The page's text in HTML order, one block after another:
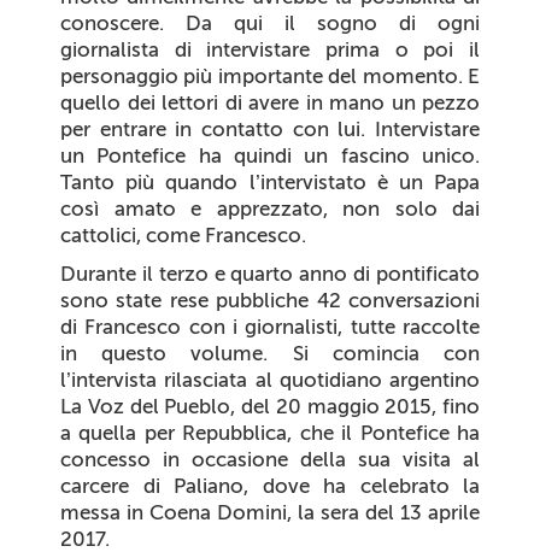
conoscere. Da qui il sogno di ogni
giornalista di intervistare prima o poi il
personaggio più importante del momento. E
quello dei lettori di avere in mano un pezzo
per entrare in contatto con lui. Intervistare
un Pontefice ha quindi un fascino unico.
Tanto più quando l’intervistato è un Papa
così amato e apprezzato, non solo dai
cattolici, come Francesco.
Durante il terzo e quarto anno di pontificato
sono state rese pubbliche 42 conversazioni
di Francesco con i giornalisti, tutte raccolte
in questo volume. Si comincia con
l’intervista rilasciata al quotidiano argentino
La Voz del Pueblo, del 20 maggio 2015, fino
a quella per Repubblica, che il Pontefice ha
concesso in occasione della sua visita al
carcere di Paliano, dove ha celebrato la
messa in Coena Domini, la sera del 13 aprile
2017.